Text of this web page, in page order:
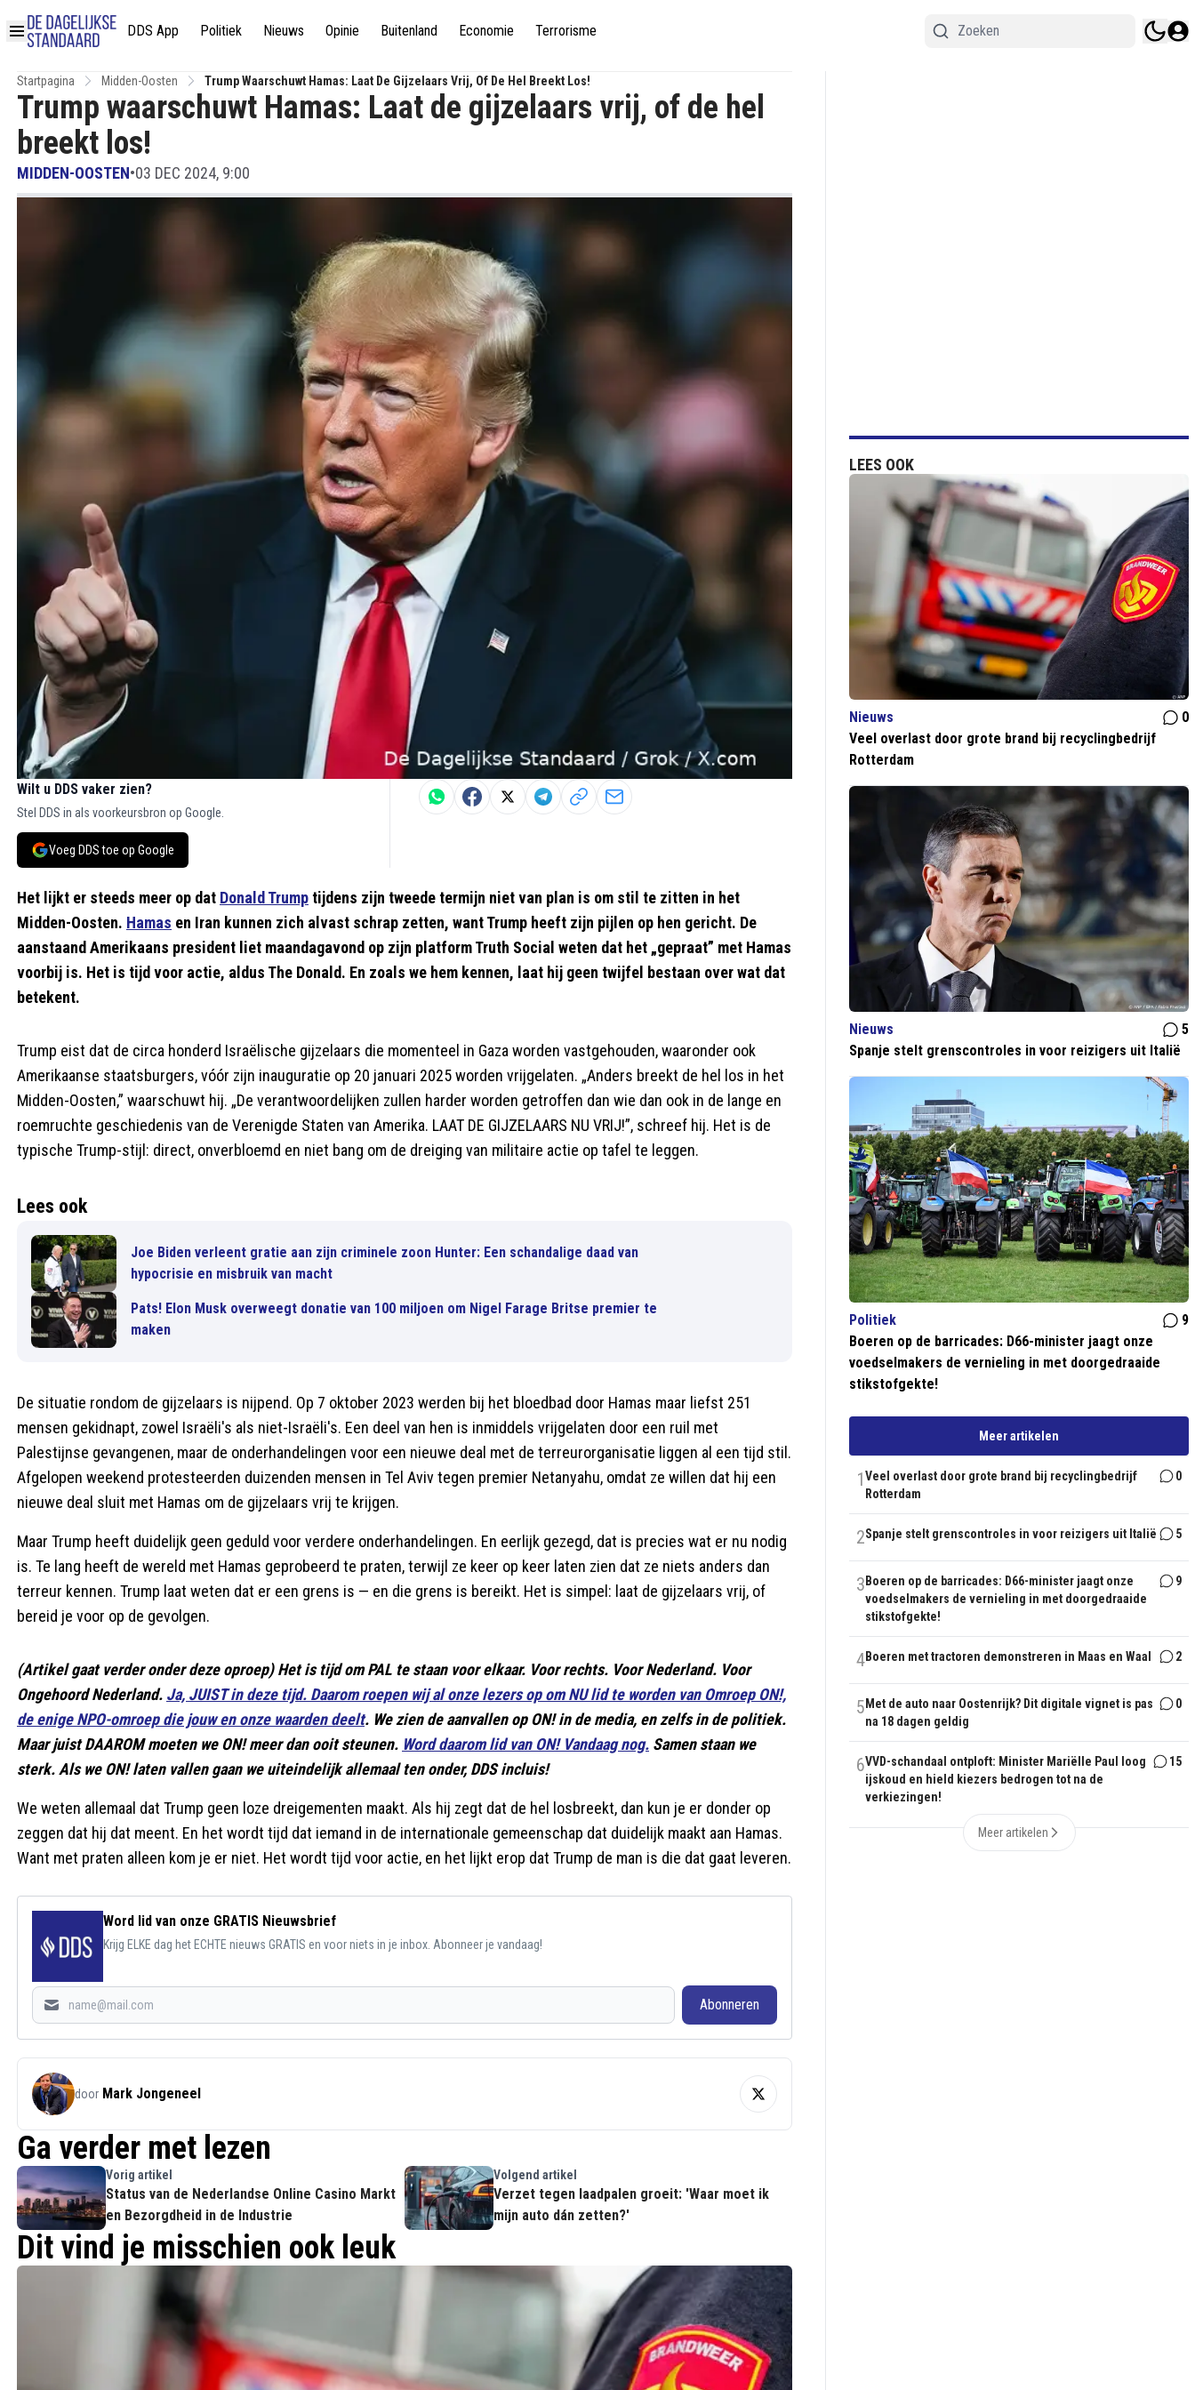
DDS App Politiek Nieuws Opinie Buitenland Economie Terrorisme
Startpagina Midden-Oosten Trump Waarschuwt Hamas: Laat De Gijzelaars Vrij, Of De Hel Breekt Los!
Trump waarschuwt Hamas: Laat de gijzelaars vrij, of de hel
breekt los!
MIDDEN-OOSTEN•03 DEC 2024, 9:00
Wilt u DDS vaker zien?
Stel DDS in als voorkeursbron op Google.
Voeg DDS toe op Google
Het lijkt er steeds meer op dat Donald Trumptijdens zijn tweede termijn niet van plan is om stil te zitten in het
Midden-Oosten. Hamas en Iran kunnen zich alvast schrap zetten, want Trump heeft zijn pijlen op hen gericht. De
aanstaand Amerikaans president liet maandagavond op zijn platform Truth Social weten dat het „gepraat” met Hamas
voorbij is. Het is tijd voor actie, aldus The Donald. En zoals we hem kennen, laat hij geen twijfel bestaan over wat dat
betekent.
Trump eist dat de circa honderd Israëlische gijzelaars die momenteel in Gaza worden vastgehouden, waaronder ook
Amerikaanse staatsburgers, vóór zijn inauguratie op 20 januari 2025 worden vrijgelaten. „Anders breekt de hel los in het
Midden-Oosten,” waarschuwt hij. „De verantwoordelijken zullen harder worden getroffen dan wie dan ook in de lange en
roemruchte geschiedenis van de Verenigde Staten van Amerika. LAAT DE GIJZELAARS NU VRIJ!”, schreef hij. Het is de
typische Trump-stijl: direct, onverbloemd en niet bang om de dreiging van militaire actie op tafel te leggen.
Lees ook
Joe Biden verleent gratie aan zijn criminele zoon Hunter: Een schandalige daad van
hypocrisie en misbruik van macht
Pats! Elon Musk overweegt donatie van 100 miljoen om Nigel Farage Britse premier te
maken
De situatie rondom de gijzelaars is nijpend. Op 7 oktober 2023 werden bij het bloedbad door Hamas maar liefst 251
mensen gekidnapt, zowel Israëli's als niet-Israëli's. Een deel van hen is inmiddels vrijgelaten door een ruil met
Palestijnse gevangenen, maar de onderhandelingen voor een nieuwe deal met de terreurorganisatie liggen al een tijd stil.
Afgelopen weekend protesteerden duizenden mensen in Tel Aviv tegen premier Netanyahu, omdat ze willen dat hij een
nieuwe deal sluit met Hamas om de gijzelaars vrij te krijgen.
Maar Trump heeft duidelijk geen geduld voor verdere onderhandelingen. En eerlijk gezegd, dat is precies wat er nu nodig
is. Te lang heeft de wereld met Hamas geprobeerd te praten, terwijl ze keer op keer laten zien dat ze niets anders dan
terreur kennen. Trump laat weten dat er een grens is — en die grens is bereikt. Het is simpel: laat de gijzelaars vrij, of
bereid je voor op de gevolgen.
(Artikel gaat verder onder deze oproep) Het is tijd om PAL te staan voor elkaar. Voor rechts. Voor Nederland. Voor
Ongehoord Nederland. Ja, JUIST in deze tijd. Daarom roepen wij al onze lezers op om NU lid te worden van Omroep ON!,
de enige NPO-omroep die jouw en onze waarden deelt. We zien de aanvallen op ON! in de media, en zelfs in de politiek.
Maar juist DAAROM moeten we ON! meer dan ooit steunen. Word daarom lid van ON! Vandaag nog. Samen staan we
sterk. Als we ON! laten vallen gaan we uiteindelijk allemaal ten onder, DDS incluis!
We weten allemaal dat Trump geen loze dreigementen maakt. Als hij zegt dat de hel losbreekt, dan kun je er donder op
zeggen dat hij dat meent. En het wordt tijd dat iemand in de internationale gemeenschap dat duidelijk maakt aan Hamas.
Want met praten alleen kom je er niet. Het wordt tijd voor actie, en het lijkt erop dat Trump de man is die dat gaat leveren.
Word lid van onze GRATIS Nieuwsbrief
Krijg ELKE dag het ECHTE nieuws GRATIS en voor niets in je inbox. Abonneer je vandaag!
Abonneren
door Mark Jongeneel
Ga verder met lezen
Vorig artikel
Status van de Nederlandse Online Casino Markt
en Bezorgdheid in de Industrie
Volgend artikel
Verzet tegen laadpalen groeit: 'Waar moet ik
mijn auto dán zetten?'
Dit vind je misschien ook leuk
LEES OOK
Nieuws
0
Veel overlast door grote brand bij recyclingbedrijf
Rotterdam
Nieuws
5
Spanje stelt grenscontroles in voor reizigers uit Italië
Politiek
9
Boeren op de barricades: D66-minister jaagt onze
voedselmakers de vernieling in met doorgedraaide
stikstofgekte!
Meer artikelen
1Veel overlast door grote brand bij recyclingbedrijf
Rotterdam
0
2Spanje stelt grenscontroles in voor reizigers uit Italië 5
3 Boeren op de barricades: D66-minister jaagt onze
voedselmakers de vernieling in met doorgedraaide
stikstofgekte!
9
4Boeren met tractoren demonstreren in Maas en Waal 2
5 Met de auto naar Oostenrijk? Dit digitale vignet is pas
na 18 dagen geldig
0
6VVD-schandaal ontploft: Minister Mariëlle Paul loog
ijskoud en hield kiezers bedrogen tot na de
verkiezingen!
15
Meer artikelen